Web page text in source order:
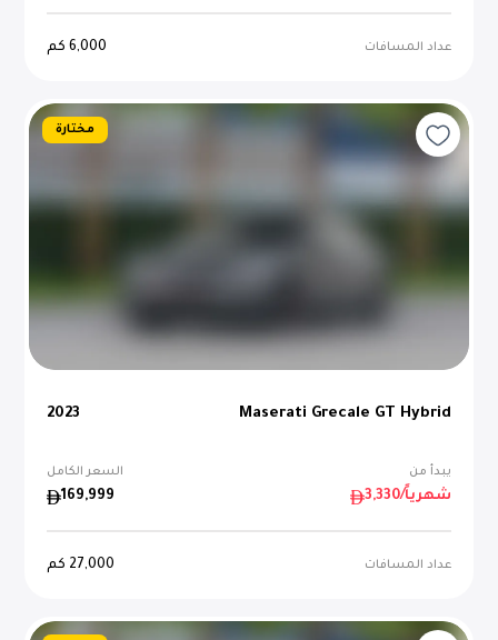
عداد المسافات 6,000 كم
مختارة
Maserati Grecale GT Hybrid
2023
يبدأ من السعر الكامل
3,330 /شهرياً 169,999
عداد المسافات 27,000 كم